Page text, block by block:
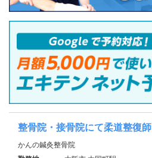
整骨院・接骨院にて柔道整復師
かんの鍼灸整骨院